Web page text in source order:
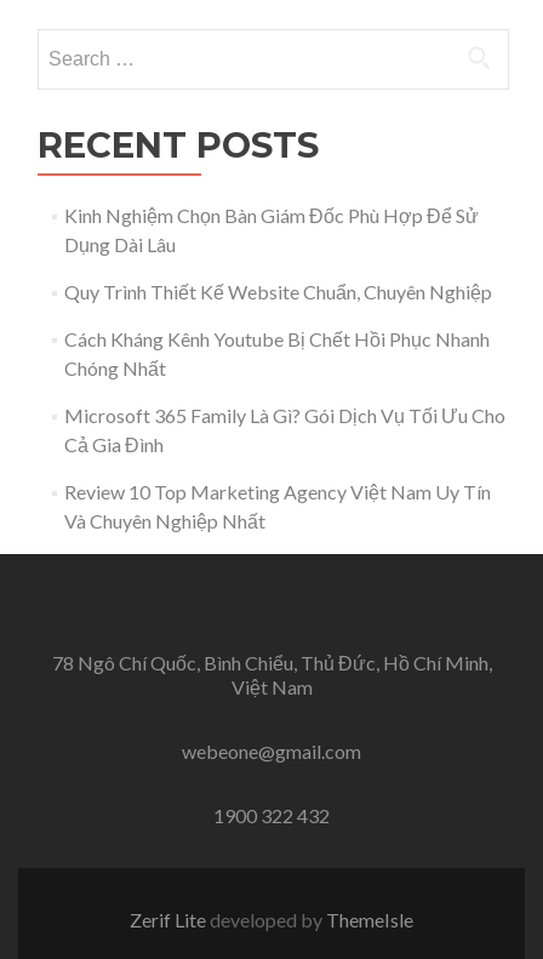
RECENT POSTS
Kinh Nghiệm Chọn Bàn Giám Đốc Phù Hợp Để Sử
Dụng Dài Lâu
Quy Trình Thiết Kế Website Chuẩn, Chuyên Nghiệp
Cách Kháng Kênh Youtube Bị Chết Hồi Phục Nhanh
Chóng Nhất
Microsoft 365 Family Là Gì? Gói Dịch Vụ Tối Ưu Cho
Cả Gia Đình
Review 10 Top Marketing Agency Việt Nam Uy Tín
Và Chuyên Nghiệp Nhất
78 Ngô Chí Quốc, Bình Chiểu, Thủ Đức, Hồ Chí Minh,
Việt Nam
webeone@gmail.com
1900 322 432
Zerif Lite developed by ThemeIsle